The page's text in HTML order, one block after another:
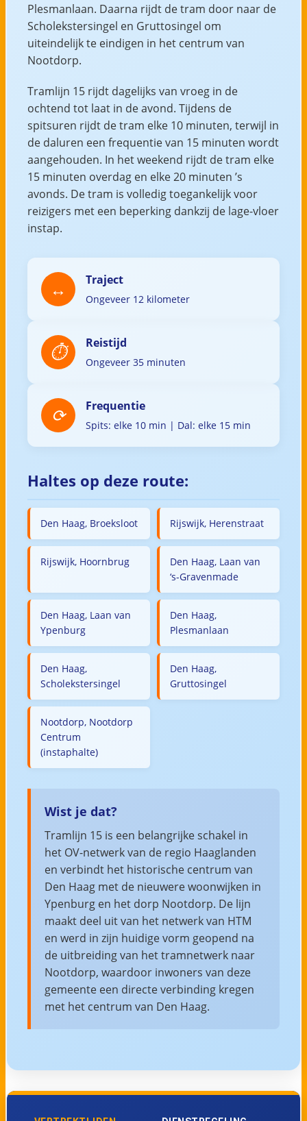
Plesmanlaan. Daarna rijdt de tram door naar de
Scholekstersingel en Gruttosingel om
uiteindelijk te eindigen in het centrum van
Nootdorp.
Tramlijn 15 rijdt dagelijks van vroeg in de
ochtend tot laat in de avond. Tijdens de
spitsuren rijdt de tram elke 10 minuten, terwijl in
de daluren een frequentie van 15 minuten wordt
aangehouden. In het weekend rijdt de tram elke
15 minuten overdag en elke 20 minuten ’s
avonds. De tram is volledig toegankelijk voor
reizigers met een beperking dankzij de lage-vloer
instap.
Traject
Ongeveer 12 kilometer
Reistijd
Ongeveer 35 minuten
Frequentie
Spits: elke 10 min | Dal: elke 15 min
Haltes op deze route:
Den Haag, Broeksloot Rijswijk, Herenstraat
Rijswijk, Hoornbrug
Den Haag, Laan van
‘s-Gravenmade
Den Haag, Laan van
Ypenburg
Den Haag,
Plesmanlaan
Den Haag,
Scholekstersingel
Den Haag,
Gruttosingel
Nootdorp, Nootdorp
Centrum
(instaphalte)
Wist je dat?
Tramlijn 15 is een belangrijke schakel in
het OV-netwerk van de regio Haaglanden
en verbindt het historische centrum van
Den Haag met de nieuwere woonwijken in
Ypenburg en het dorp Nootdorp. De lijn
maakt deel uit van het netwerk van HTM
en werd in zijn huidige vorm geopend na
de uitbreiding van het tramnetwerk naar
Nootdorp, waardoor inwoners van deze
gemeente een directe verbinding kregen
met het centrum van Den Haag.